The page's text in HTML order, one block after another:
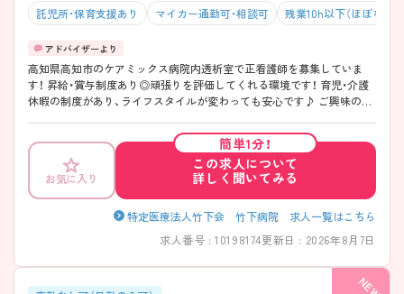
託児所・保育支援あり マイカー通勤可・相談可 残業10h以下（ほぼなし）
高知県高知市のケアミックス病院内透析室で正看護師を募集していま
す！ 昇給・賞与制度あり◎頑張りを評価してくれる環境です！ 育児・介護
休暇の制度があり、ライフスタイルが変わっても安心です♪ ご興味のあ
お気に入り
簡単1分！
この求人について
詳しく聞いてみる
特定医療法人竹下会 竹下病院 求人一覧はこちら
求人番号 : 10198174更新日 : 2026年8月7日